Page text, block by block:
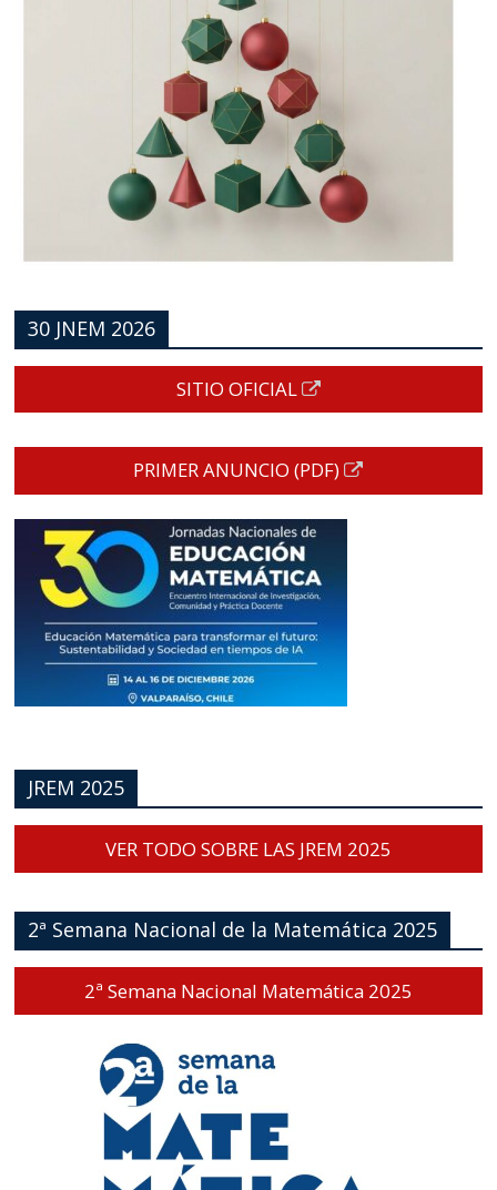
30 JNEM 2026
SITIO OFICIAL
PRIMER ANUNCIO (PDF)
JREM 2025
VER TODO SOBRE LAS JREM 2025
2ª Semana Nacional de la Matemática 2025
2ª Semana Nacional Matemática 2025